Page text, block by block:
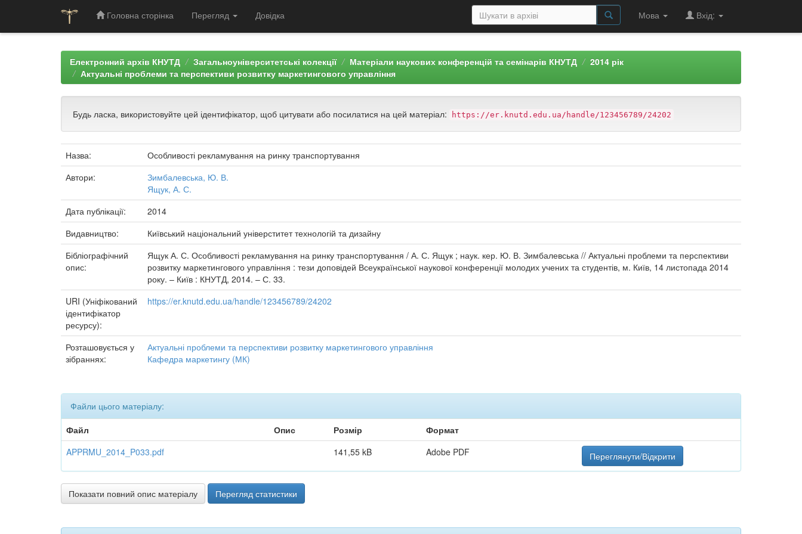
Головна сторінка Перегляд Довідка Мова Вхід:
Електронний архів КНУТД Загальноуніверситетські колекції Матеріали наукових конференцій та семінарів КНУТД
2014 рік
Актуальні проблеми та перспективи розвитку маркетингового управління
Будь ласка, використовуйте цей ідентифікатор, щоб цитувати або посилатися на цей матеріал: https://er.knutd.edu.ua/handle/123456789/24202
Назва:
Особливості рекламування на ринку транспортування
Автори:
Зимбалевська, Ю. В.
Ящук, А. С.
Дата публікації:
2014
Видавництво:
Київський національний універститет технологій та дизайну
Бібліографічний
опис:
Ящук А. С. Особливості рекламування на ринку транспортування / А. С. Ящук ; наук. кер. Ю. В. Зимбалевська // Актуальні проблеми та перспективи
розвитку маркетингового управління : тези доповідей Всеукраїнської наукової конференції молодих учених та студентів, м. Київ, 14 листопада 2014
року. – Київ : КНУТД, 2014. – С. 33.
URI (Уніфікований
ідентифікатор
ресурсу):
https://er.knutd.edu.ua/handle/123456789/24202
Розташовується у
зібраннях:
Актуальні проблеми та перспективи розвитку маркетингового управління
Кафедра маркетингу (МК)
Файли цього матеріалу:
Файл
Опис Розмір
Формат
APPRMU_2014_P033.pdf
141,55 kB Adobe PDF Переглянути/Відкрити
Показати повний опис матеріалу Перегляд статистики